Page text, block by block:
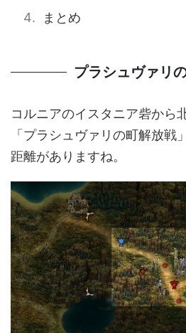
まとめ
プラシュヴァリ
コルニアのイスタニア砦から
「プラシュヴァリの町解放戦
距離がありますね。